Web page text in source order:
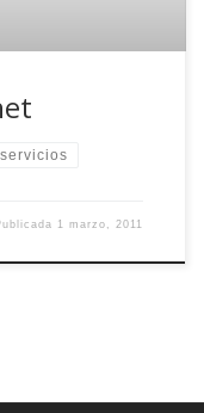
servicios
1 marzo, 2011